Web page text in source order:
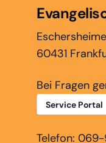
60431
Bei Fragen
Service Portal
Telefon: 069-